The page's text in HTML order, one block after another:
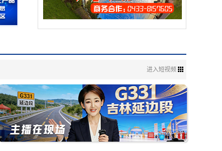
进入短视频